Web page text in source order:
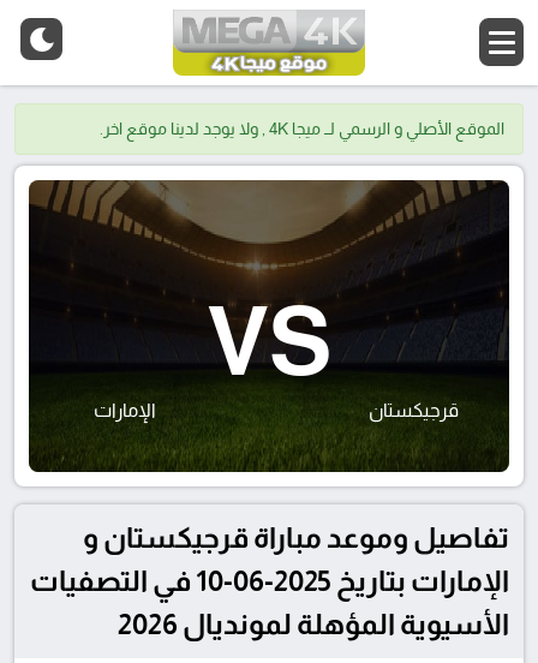
الموقع الأصلي و الرسمي لــ ميجا 4K , ولا يوجد لدينا موقع اخر.
قرجيكستان
VS
الإمارات
تفاصيل وموعد مباراة قرجيكستان و
الإمارات بتاريخ 2025-06-10 في التصفيات
الأسيوية المؤهلة لمونديال 2026